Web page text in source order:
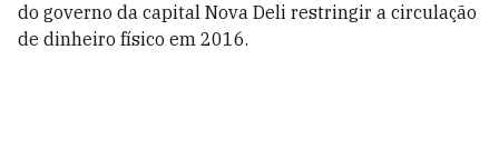
do governo da capital Nova Deli restringir a circulação
de dinheiro físico em 2016.